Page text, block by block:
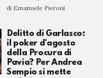
di Emanuele Pieroni
Delitto di Garlasco:
il poker d’agosto
della Procura di
Pavia? Per Andrea
Sempio si mette